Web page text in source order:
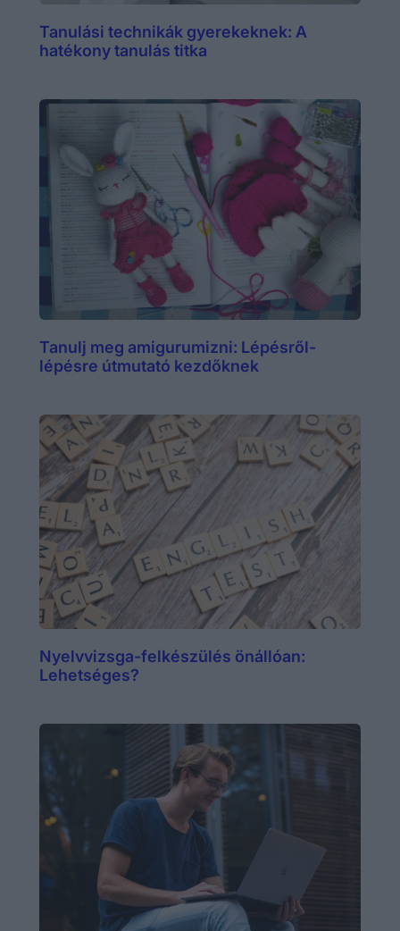
Tanulási technikák gyerekeknek: A
hatékony tanulás titka
Tanulj meg amigurumizni: Lépésről-
lépésre útmutató kezdőknek
Nyelvvizsga-felkészülés önállóan:
Lehetséges?